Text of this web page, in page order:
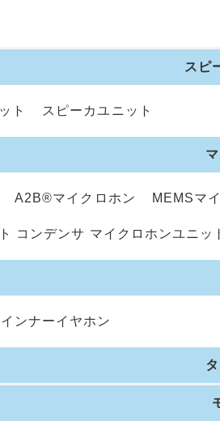
スピ
ト スピーカユニット
A2B®マイクロホン MEMSマ
コンデンサ マイクロホンユニッ
インナーイヤホン